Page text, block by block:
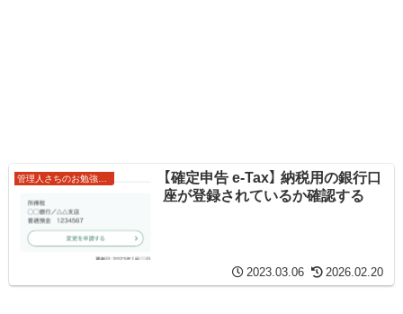
【確定申告 e-Tax】 納税用の銀行口
座が登録されているか確認する
2023.03.06 2026.02.20